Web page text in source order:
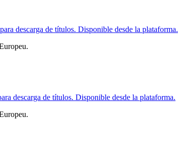
descarga de títulos. Disponible desde la plataforma.
descarga de títulos. Disponible desde la plataforma.